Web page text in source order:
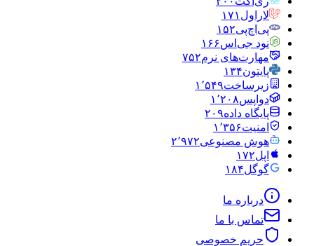
لاراول ۱۷۱
پی‌اچ‌پی۱۵۲
نود جی‌اس۱۶۶
مهارت‌های نرم۷۵۲
پایتون۱۳۴
زیرساخت۱٬۵۴۹
دواپس۱٬۲۰۸
پایگاه داده۲۰۹
امنیت۱٬۳۵۶
هوش مصنوعی۲٬۹۷۲
اپل۱۷۲
گوگل۱۸۴
درباره ما
تماس با ما
حریم خصوصی